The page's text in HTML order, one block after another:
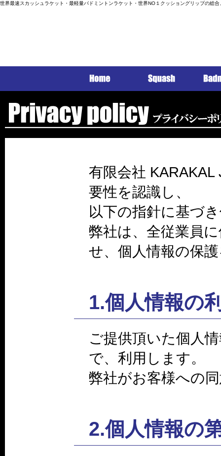
世界最速スカッシュラケット・最軽量バドミントンラケット・世界NO１クッショングリップの総
有限会社
要性を認識し、
以下の指針に基づ
弊社は、全従業員
せ、個人情報の保
1.個人情報の
ご提供頂いた個人
で、利用します。
弊社がお客様への
2.個人情報の